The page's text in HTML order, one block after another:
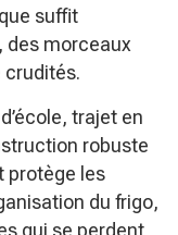
suffit
des morceaux
crudités.
trajet en
robuste
protège les
du frigo,
qui se perdent